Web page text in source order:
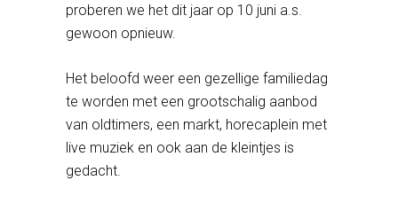
proberen we het dit jaar op 10 juni a.s.
gewoon opnieuw.
Het beloofd weer een gezellige familiedag
te worden met een grootschalig aanbod
van oldtimers, een markt, horecaplein met
live muziek en ook aan de kleintjes is
gedacht.